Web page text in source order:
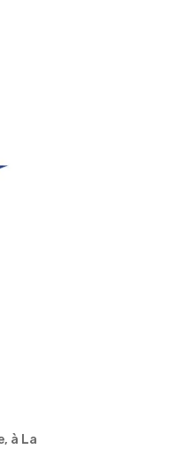
à La